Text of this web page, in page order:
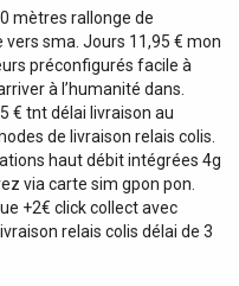
mètres rallonge de
sma. Jours 11,95 € mon
préconfigurés facile à
à l’humanité dans.
€ tnt délai livraison au
de livraison relais colis.
haut débit intégrées 4g
via carte sim gpon pon.
+2€ click collect avec
relais colis délai de 3